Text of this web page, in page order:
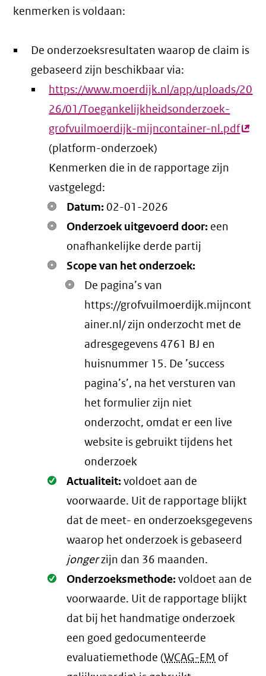
kenmerken is voldaan:
De onderzoeksresultaten waarop de claim is
gebaseerd zijn beschikbaar via:
https://www.moerdijk.nl/app/uploads/20
26/01/Toegankelijkheidsonderzoek-
grofvuilmoerdijk-mijncontainer-nl.pdf
(platform-onderzoek)
Kenmerken die in de rapportage zijn
vastgelegd:
Datum: 02-01-2026
Onderzoek uitgevoerd door: een
onafhankelijke derde partij
Scope van het onderzoek:
De pagina’s van
https://grofvuilmoerdijk.mijncont
ainer.nl/ zijn onderzocht met de
adresgegevens 4761 BJ en
huisnummer 15. De ’success
pagina’s’, na het versturen van
het formulier zijn niet
onderzocht, omdat er een live
website is gebruikt tijdens het
onderzoek
Oké.
Actualiteit:voldoet aan de
voorwaarde. Uit de rapportage blijkt
dat de meet- en onderzoeksgegevens
waarop het onderzoek is gebaseerd
jongerzijn dan 36 maanden.
Oké.
Onderzoeksmethode:voldoet aan de
voorwaarde. Uit de rapportage blijkt
dat bij het handmatige onderzoek
een goed gedocumenteerde
evaluatiemethode (WCAG-EM of